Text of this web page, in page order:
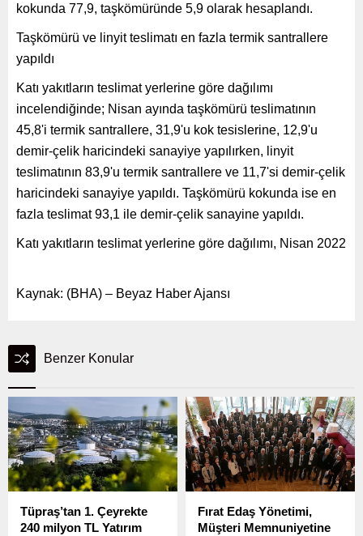
kokunda 77,9, taşkömüründe 5,9 olarak hesaplandı.
Taşkömürü ve linyit teslimatı en fazla termik santrallere
yapıldı
Katı yakıtların teslimat yerlerine göre dağılımı
incelendiğinde; Nisan ayında taşkömürü teslimatının
45,8'i termik santrallere, 31,9'u kok tesislerine, 12,9'u
demir-çelik haricindeki sanayiye yapılırken, linyit
teslimatının 83,9'u termik santrallere ve 11,7'si demir-çelik
haricindeki sanayiye yapıldı. Taşkömürü kokunda ise en
fazla teslimat 93,1 ile demir-çelik sanayine yapıldı.
Katı yakıtların teslimat yerlerine göre dağılımı, Nisan 2022
Kaynak: (BHA) – Beyaz Haber Ajansı
Benzer Konular
Tüpraş’tan 1. Çeyrekte
240 milyon TL Yatırım
Fırat Edaş Yönetimi,
Müşteri Memnuniyetine